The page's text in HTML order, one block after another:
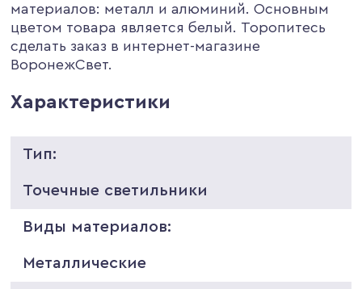
материалов: металл и алюминий. Основным
цветом товара является белый. Торопитесь
сделать заказ в интернет-магазине
ВоронежСвет.
Характеристики
Тип:
Точечные светильники
Виды материалов:
Металлические